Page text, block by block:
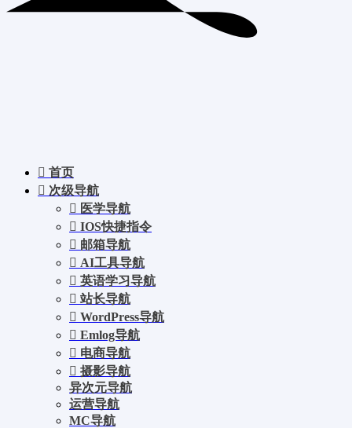
首页
次级导航
医学导航
IOS快捷指令
邮箱导航
AI工具导航
英语学习导航
站长导航
WordPress导航
Emlog导航
电商导航
摄影导航
异次元导航
运营导航
MC导航